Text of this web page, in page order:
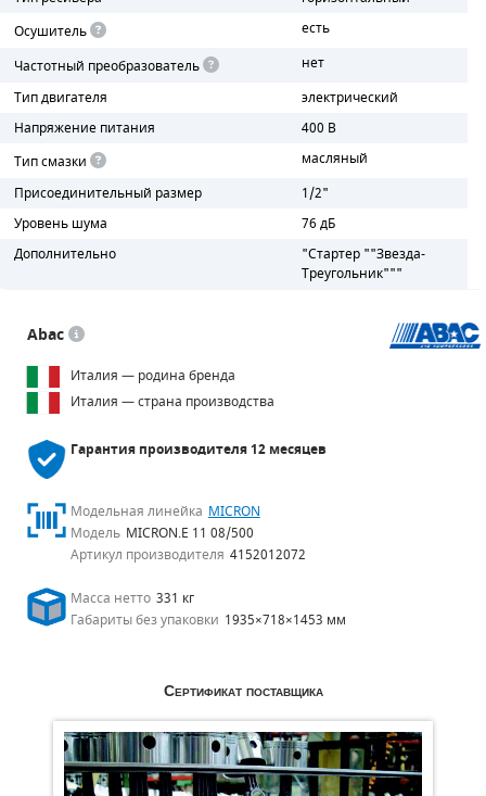
Осушитель
есть
Частотный преобразователь
нет
Тип двигателя
электрический
Напряжение питания
400 В
Тип смазки
масляный
Присоединительный размер
1/2"
Уровень шума
76 дБ
Дополнительно
"Стартер ""Звезда-
Треугольник"""
Abac
Италия — родина бренда
Италия — страна производства
Гарантия производителя12 месяцев
Модельная линейка MICRON
Модель MICRON.E 11 08/500
Артикул производителя 4152012072
Масса нетто 331 кг
Габариты без упаковки 1935×718×1453 мм
Сертификат поставщика
ДЕТАЛИ СПИРАЛЬНЫХ КОМПРЕССОРОВ
ДЕТАЛИ НАСОСНОЙ ЧАСТИ
ШЛАНГИ ДЛЯ МОТОПОМП